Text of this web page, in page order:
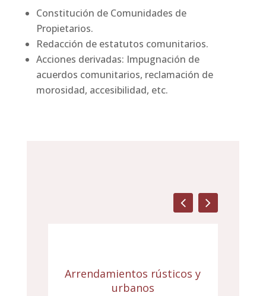
Constitución de Comunidades de
Propietarios.
Redacción de estatutos comunitarios.
Acciones derivadas: Impugnación de
acuerdos comunitarios, reclamación de
morosidad, accesibilidad, etc.
Arrendamientos rústicos y
urbanos